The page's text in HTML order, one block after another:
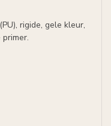
rigide, gele kleur,